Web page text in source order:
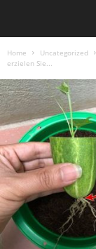
Home Uncategorized
erzielen Sie...